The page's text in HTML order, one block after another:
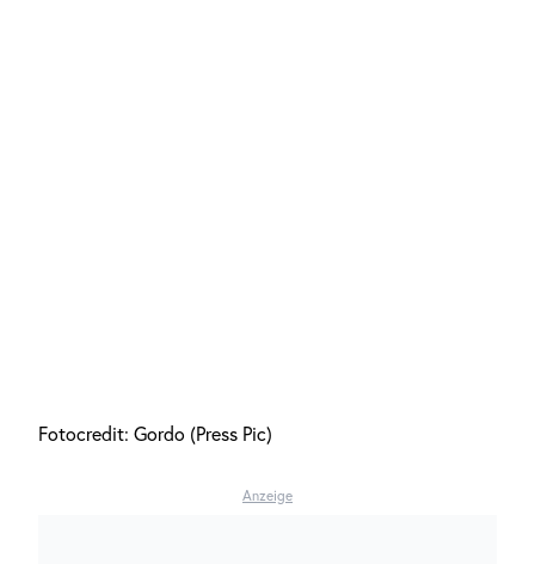
Fotocredit: Gordo (Press Pic)
Anzeige